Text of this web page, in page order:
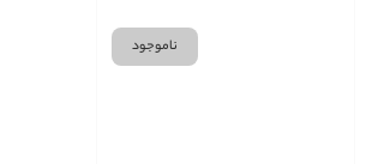
ناموجود